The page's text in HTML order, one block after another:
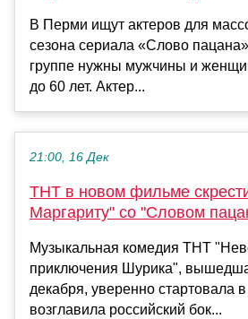
В Перми ищут актеров для
сезона сериала «Слово
группе нужны мужчины и
до 60 лет. Актер...
21:00, 16 Дек
ТНТ в новом фильме
Маргариту" со "Словом
Музыкальная комедия ТНТ
приключения Шурика",
декабря, уверенно стартовала
возглавила российский бок...